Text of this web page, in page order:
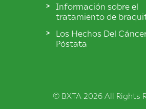
Información sobre el
tratamiento de
Los Hechos Del
Póstata
© BXTA 2026 All Rights